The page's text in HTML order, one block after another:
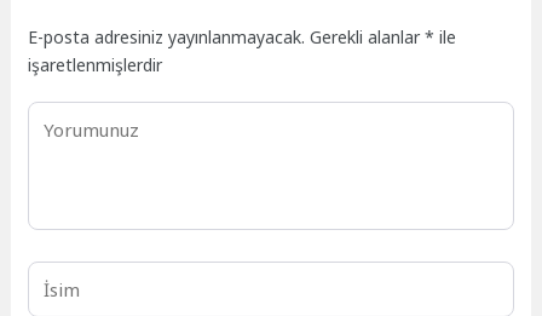
E-posta adresiniz yayınlanmayacak. Gerekli alanlar* ile
işaretlenmişlerdir